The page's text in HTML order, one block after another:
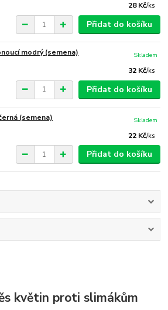
28 Kč/ks
Přidat do košíku
modrý (semena)
32 Kč/ks
Skladem
Přidat do košíku
(semena)
22 Kč/ks
Skladem
Přidat do košíku
květin proti slimákům